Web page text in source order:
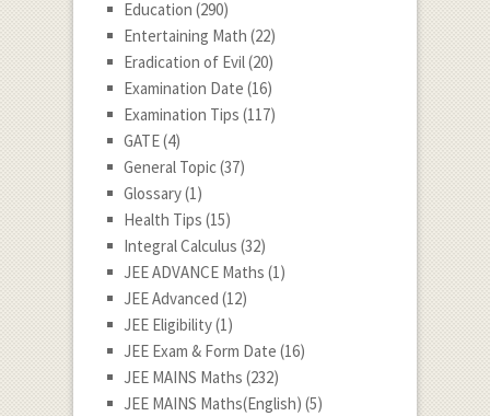
Education (290)
Entertaining Math (22)
Eradication of Evil(20)
Examination Date (16)
Examination Tips (117)
GATE(4)
General Topic(37)
Glossary(1)
Health Tips (15)
Integral Calculus (32)
JEE ADVANCE Maths (1)
JEE Advanced (12)
JEE Eligibility(1)
JEE Exam & Form Date (16)
JEE MAINS Maths (232)
JEE MAINS Maths(English) (5)